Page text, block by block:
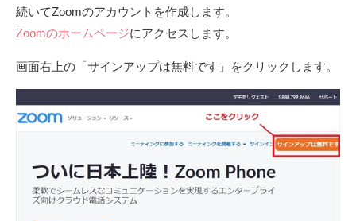
続いてZoomのアカウントを作成します。
Zoomのホームページにアクセスします。
画面右上の「サインアップは無料です」をクリックします。